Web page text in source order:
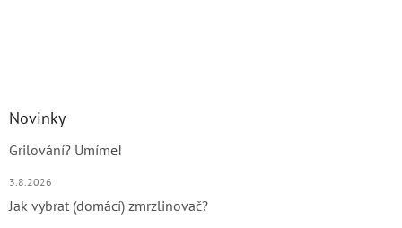
Novinky
Grilování? Umíme!
3.8.2026
Jak vybrat (domácí) zmrzlinovač?